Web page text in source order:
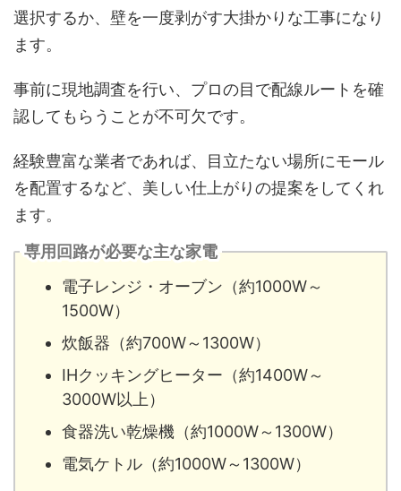
選択するか、壁を一度剥がす大掛かりな工事になり
ます。
事前に現地調査を行い、プロの目で配線ルートを確
認してもらうことが不可欠です。
経験豊富な業者であれば、目立たない場所にモール
を配置するなど、美しい仕上がりの提案をしてくれ
ます。
専用回路が必要な主な家電
電子レンジ・オーブン（約1000W～
1500W）
炊飯器（約700W～1300W）
IHクッキングヒーター（約1400W～
3000W以上）
食器洗い乾燥機（約1000W～1300W）
電気ケトル（約1000W～1300W）